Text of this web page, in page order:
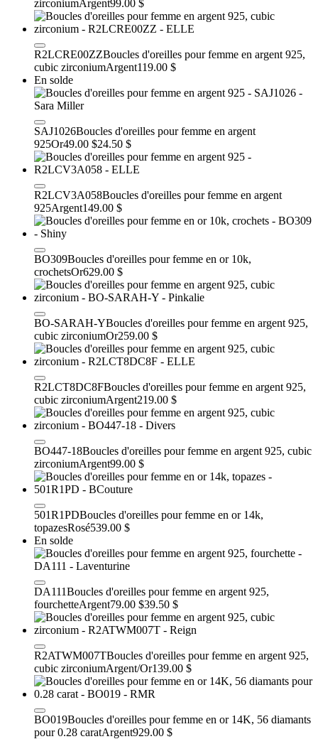
zirconiumArgent99.00 $
R2LCRE00ZZBoucles d'oreilles pour femme en argent 925,
cubic zirconiumArgent119.00 $
En solde
SAJ1026Boucles d'oreilles pour femme en argent
925Or49.00 $24.50 $
R2LCV3A058Boucles d'oreilles pour femme en argent
925Argent149.00 $
BO309Boucles d'oreilles pour femme en or 10k,
crochetsOr629.00 $
BO-SARAH-YBoucles d'oreilles pour femme en argent 925,
cubic zirconiumOr259.00 $
R2LCT8DC8FBoucles d'oreilles pour femme en argent 925,
cubic zirconiumArgent219.00 $
BO447-18Boucles d'oreilles pour femme en argent 925, cubic
zirconiumArgent99.00 $
501R1PDBoucles d'oreilles pour femme en or 14k,
topazesRosé539.00 $
En solde
DA111Boucles d'oreilles pour femme en argent 925,
fourchetteArgent79.00 $39.50 $
R2ATWM007TBoucles d'oreilles pour femme en argent 925,
cubic zirconiumArgent/Or139.00 $
BO019Boucles d'oreilles pour femme en or 14K, 56 diamants
pour 0.28 caratArgent929.00 $